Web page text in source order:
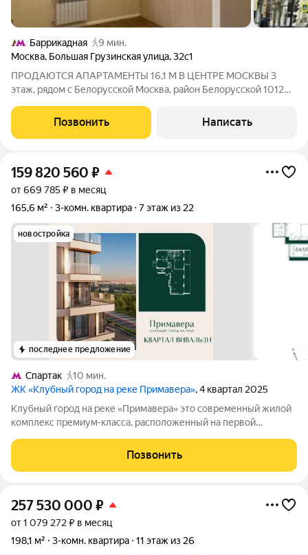
Баррикадная
9 мин.
Москва, Большая Грузинская улица,32с1
ПРОДАЮТСЯ АПАРТАМЕНТЫ 16,1 М В ЦЕНТРЕ МОСКВЫ 3
этаж, рядом с Белорусской Москва, район Белорусской 1012
студия в двух шагах от Садового кольца. Въезжайте и живите
Позвонить Написать
159 820 560 ₽
от 669 785 ₽ в месяц
165,6 м²
3-комн. квартира 7 этаж из 22
новостройка
последнее предложение
Спартак
10 мин.
ЖК «Клубный город на реке Примавера», 4 квартал 2025
Клубный город на реке «Примавера» это современный жилой
комплекс премиум-класса, расположенный на первой
Покровское-Стрешнево. Под панорамными окнами квартир
находится собственный экопарк с
Позвонить
257 530 000 ₽
от 1 079 272 ₽ в месяц
198,1 м²
3-комн. квартира 11 этаж из 26